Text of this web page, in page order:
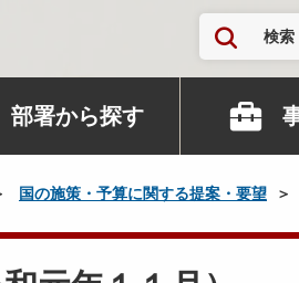
検索
部署から探す
国の施策・予算に関する提案・要望